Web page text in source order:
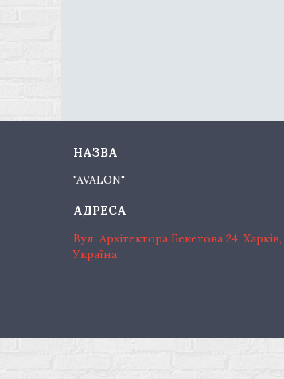
"AVALON"
Вул. Архітектора Бекетова 24, Харків,
Україна